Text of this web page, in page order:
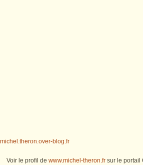
michel.theron.over-blog.fr
Voir le profil de www.michel-theron.fr sur le portail